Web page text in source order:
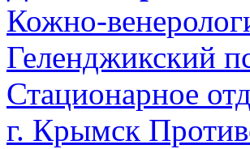
Кожно-
Геленджикский
Стационарное
г. Крымск